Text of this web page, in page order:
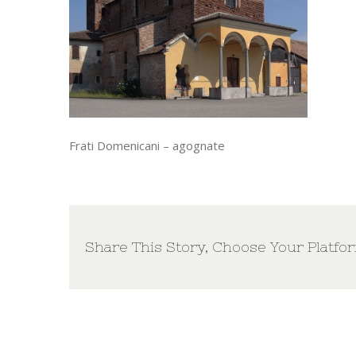
Frati Domenicani – agognate
Share This Story, Choose Your